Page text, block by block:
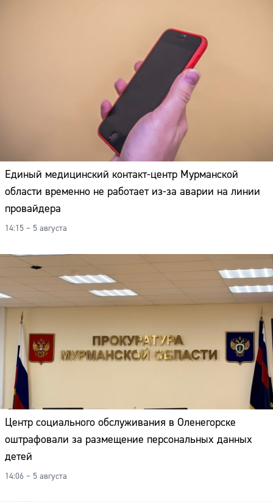
Единый медицинский контакт-центр Мурманской
области временно не работает из-за аварии на линии
провайдера
14:15 – 5 августа
Центр социального обслуживания в Оленегорске
оштрафовали за размещение персональных данных
детей
14:06 – 5 августа